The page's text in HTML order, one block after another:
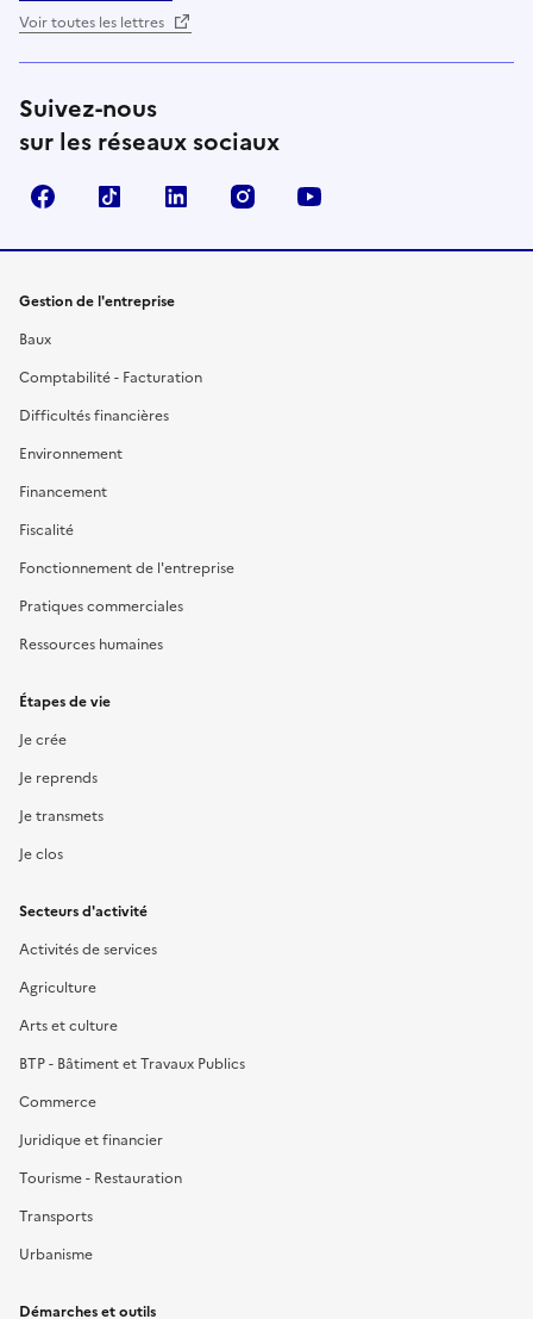
Voir toutes les lettres
Suivez-nous
sur les réseaux sociaux
FacebookTikTok Linkedin Instagram
Gestion de l'entreprise
Baux
Comptabilité - Facturation
Difficultés financières
Environnement
Financement
Fiscalité
Fonctionnement de l'entreprise
Pratiques commerciales
Ressources humaines
Étapes de vie
Je crée
Je reprends
Je transmets
Je clos
Secteurs d'activité
Activités de services
Agriculture
Arts et culture
BTP - Bâtiment et Travaux Publics
Commerce
Juridique et financier
Tourisme - Restauration
Transports
Urbanisme
Démarches et outils